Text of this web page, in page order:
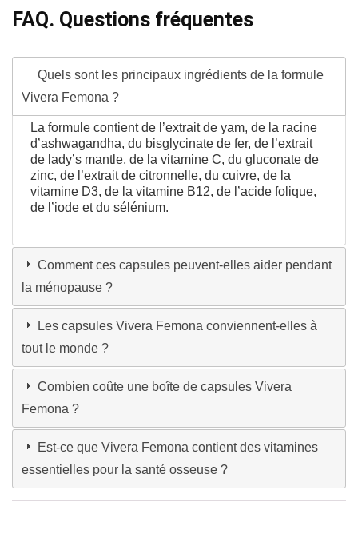
FAQ. Questions fréquentes
Quels sont les principaux ingrédients de la formule
Vivera Femona ?
La formule contient de l’extrait de yam, de la racine
d’ashwagandha, du bisglycinate de fer, de l’extrait
de lady’s mantle, de la vitamine C, du gluconate de
zinc, de l’extrait de citronnelle, du cuivre, de la
vitamine D3, de la vitamine B12, de l’acide folique,
de l’iode et du sélénium.
Comment ces capsules peuvent-elles aider pendant
la ménopause ?
Les capsules Vivera Femona conviennent-elles à
tout le monde ?
Combien coûte une boîte de capsules Vivera
Femona ?
Est-ce que Vivera Femona contient des vitamines
essentielles pour la santé osseuse ?